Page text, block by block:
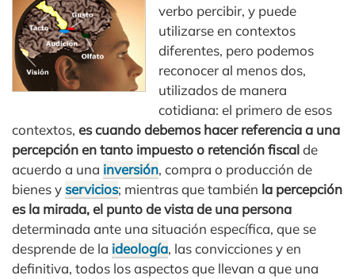
verbo percibir, y puede
utilizarse en contextos
diferentes, pero podemos
reconocer al menos dos,
utilizados de manera
cotidiana: el primero de esos
contextos, es cuando debemos hacer referencia a una
percepción en tanto impuesto o retención fiscalde
acuerdo a una inversión, compra o producción de
bienes y servicios; mientras que también la percepción
es la mirada, el punto de vista de una persona
determinada ante una situación específica, que se
desprende de la ideología, las convicciones y en
definitiva, todos los aspectos que llevan a que una